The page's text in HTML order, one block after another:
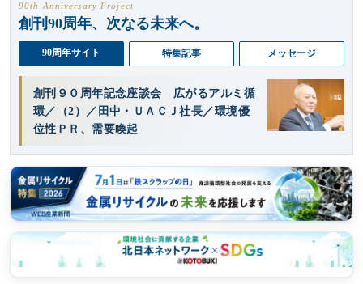
90th Anniversary Project
創刊90周年、次なる未来へ。
90周年サイト 特集記事 メッセージ
創刊９０周年記念座談会 広がるアルミ循
環／（2）／田中・ＵＡＣＪ社長／環境優
位性ＰＲ、需要喚起